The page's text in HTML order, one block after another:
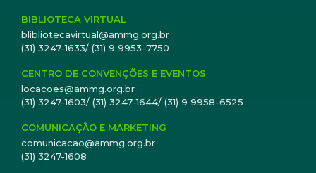
BIBLIOTECA VIRTUAL
blibliotecavirtual@ammg.org.br
(31) 3247-1633/ (31) 9 9953-7750
CENTRO DE CONVENÇÕES E EVENTOS
locacoes@ammg.org.br
(31) 3247-1603/ (31) 3247-1644/ (31) 9 9958-6525
COMUNICAÇÃO E MARKETING
comunicacao@ammg.org.br
(31) 3247-1608